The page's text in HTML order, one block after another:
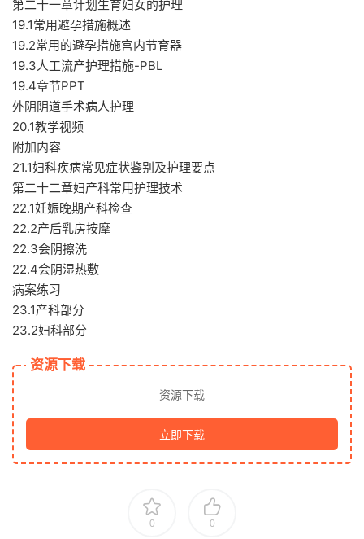
第二十一章计划生育妇女的护理
19.1常用避孕措施概述
19.2常用的避孕措施宫内节育器
19.3人工流产护理措施-PBL
19.4章节PPT
外阴阴道手术病人护理
20.1教学视频
附加内容
21.1妇科疾病常见症状鉴别及护理要点
第二十二章妇产科常用护理技术
22.1妊娠晚期产科检查
22.2产后乳房按摩
22.3会阴擦洗
22.4会阴湿热敷
病案练习
23.1产科部分
23.2妇科部分
资源下载
资源下载
立即下载
0 0